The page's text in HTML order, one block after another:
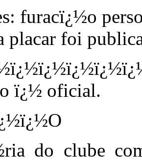
furacï¿½o
placar foi
ï¿½ oficial.
do clube